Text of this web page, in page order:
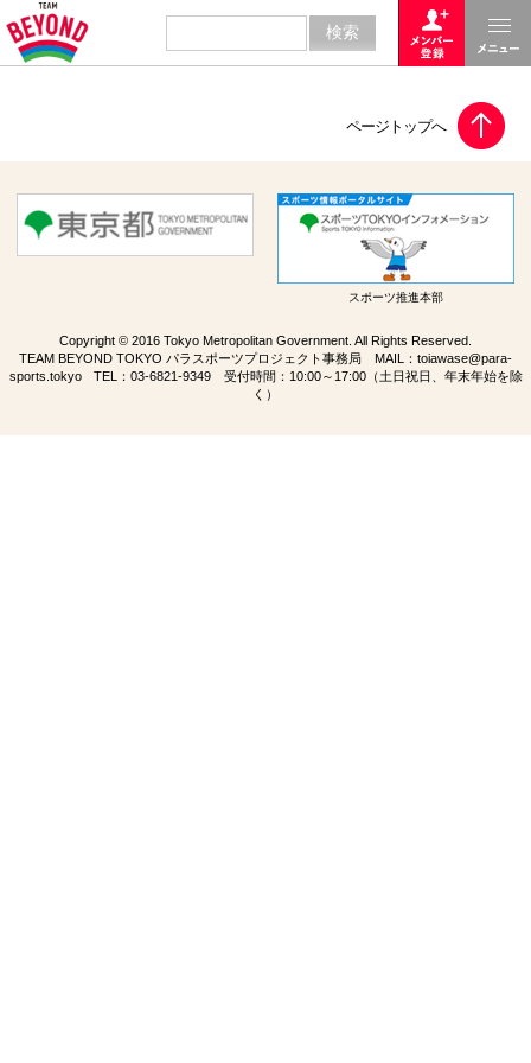
スポーツ推進本部
Copyright © 2016 Tokyo Metropolitan Government. All Rights Reserved.
TEAM BEYOND TOKYO パラスポーツプロジェクト事務局 MAIL： toiawase@para-
sports.tokyoTEL： 03-6821-9349受付時間：10:00～17:00（土日祝日、年末年始を除
く）